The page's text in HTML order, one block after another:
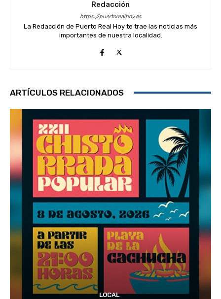
Redacción
https://puertorealhoy.es
La Redacción de Puerto Real Hoy te trae las noticias más
importantes de nuestra localidad.
ARTÍCULOS RELACIONADOS
LOCAL